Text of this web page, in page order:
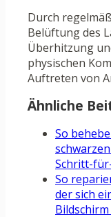
Durch
Belüftung des
Überhitzung
physischen
Auftreten von
Ähnliche
So
Schritt-
So
der sich